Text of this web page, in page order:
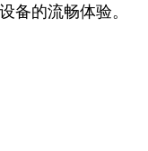
备的流畅体验。